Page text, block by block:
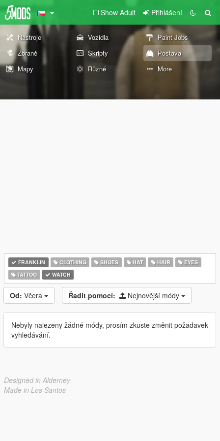
Show Adult Přihlášení
Nástroje Vozidla
Paint Jobs
Zbraně
Skripty
Postava
Mapy
Různé More
FRANKLIN CLOTHING SHOES HAT HAIR
EYES
TATTOO
WATCH
Od: Včera Řadit pomocí: Nejnovější módy
Nebyly nalezeny žádné módy, prosím zkuste změnit požadavek
vyhledávání.
Designed in Alderney
Made in Los Santos